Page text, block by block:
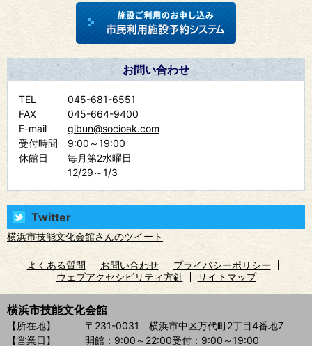
お問い合わせ
TEL
045-681-6551
FAX
045-664-9400
E-mail
gibun@socioak.com
受付時間
9:00～19:00
休館日
毎月第2水曜日
12/29～1/3
Twitter
横浜市技能文化会館さんのツイート
よくある質問 お問い合わせ
プライバシーポリシー
ウェブアクセシビリティ方針
サイトマップ
横浜市技能文化会館
【所在地】
〒231-0031 横浜市中区万代町2丁目4番地7
【営業日】
開館：9:00～22:00受付：9:00～19:00